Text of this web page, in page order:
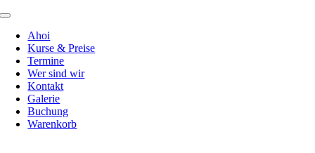
Zum
springen
Toggle
Navigation
Ahoi
Kurse & Preise
Termine
Wer sind wir
Kontakt
Galerie
Buchung
Warenkorb